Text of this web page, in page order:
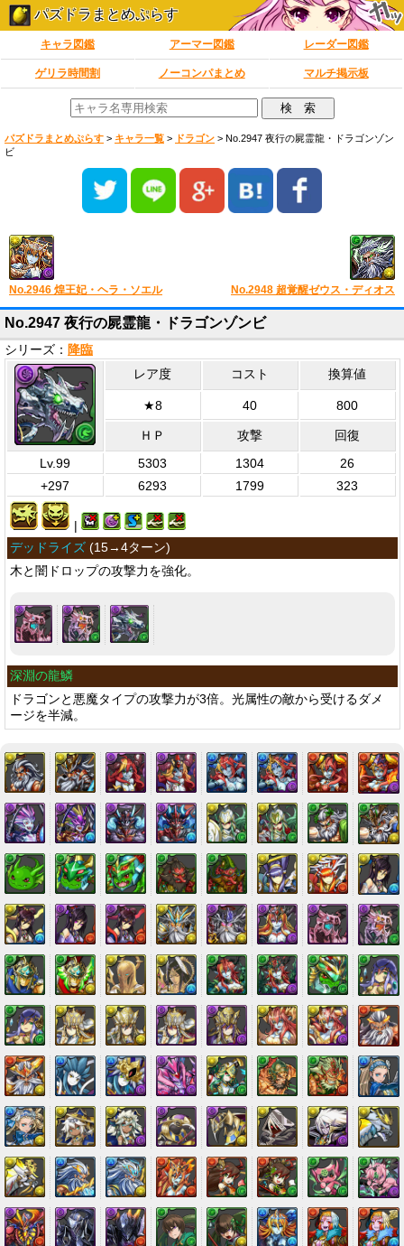
パズドラまとめぷらす
キャラ図鑑 アーマー図鑑 レーダー図鑑
ゲリラ時間割 ノーコンパまとめ マルチ掲示板
パズドラまとめぷらす > キャラ一覧 > ドラゴン > No.2947 夜行の屍霊龍・ドラゴンゾン
ビ
No.2946 煌王妃・ヘラ・ソエル No.2948 超覚醒ゼウス・ディオス
No.2947 夜行の屍霊龍・ドラゴンゾンビ
シリーズ： 降臨
レア度 コスト 換算値
★8 40 800
ＨＰ 攻撃
回復
Lv.99
5303 1304
26
+297
6293 1799 323
|
デッドライズ (15→4ターン)
木と闇ドロップの攻撃力を強化。
深淵の龍鱗
ドラゴンと悪魔タイプの攻撃力が3倍。光属性の敵から受けるダメ
ージを半減。